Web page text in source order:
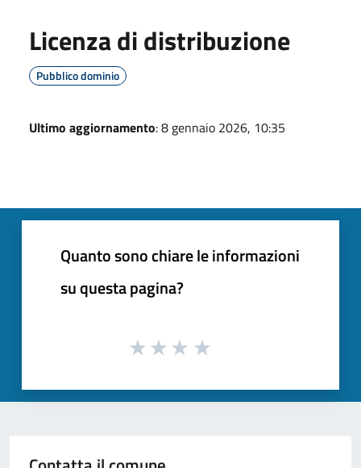
Licenza di distribuzione
Pubblico dominio
Ultimo aggiornamento: 8 gennaio 2026, 10:35
Quanto sono chiare le informazioni
su questa pagina?